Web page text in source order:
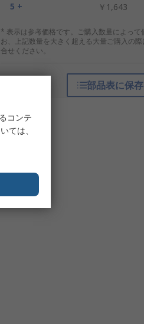
5 +
￥1,643
* 表示は参考価格です。ご購入数量によって
お、上記数量を大きく超える大量ご購入の
合せください。
部品表に保存
コンテ
ては、